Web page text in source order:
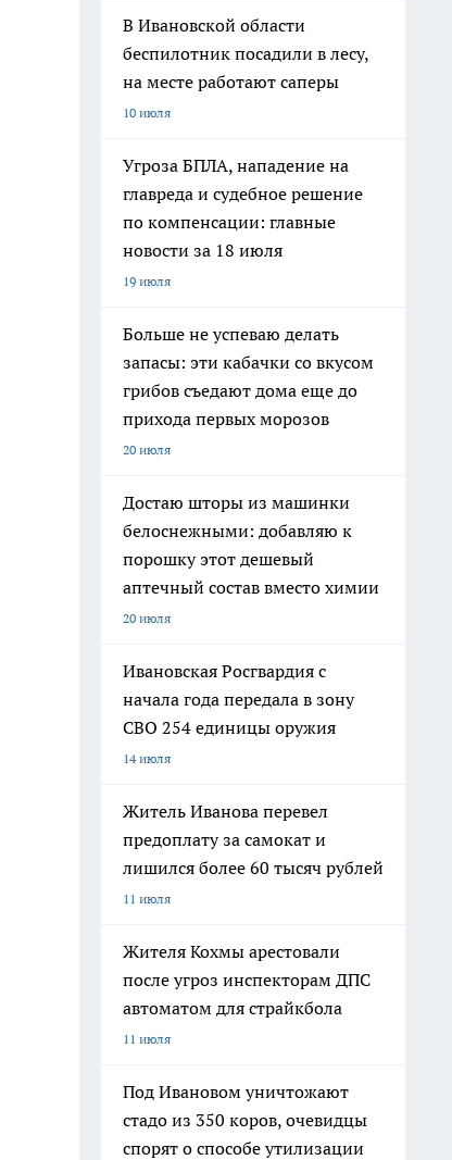
В Ивановской области
беспилотник посадили в лесу,
на месте работают саперы
10 июля
Угроза БПЛА, нападение на
главреда и судебное решение
по компенсации: главные
новости за 18 июля
19 июля
Больше не успеваю делать
запасы: эти кабачки со вкусом
грибов съедают дома еще до
прихода первых морозов
20 июля
Достаю шторы из машинки
белоснежными: добавляю к
порошку этот дешевый
аптечный состав вместо химии
20 июля
Ивановская Росгвардия с
начала года передала в зону
СВО 254 единицы оружия
14 июля
Житель Иванова перевел
предоплату за самокат и
лишился более 60 тысяч рублей
11 июля
Жителя Кохмы арестовали
после угроз инспекторам ДПС
автоматом для страйкбола
11 июля
Под Ивановом уничтожают
стадо из 350 коров, очевидцы
спорят о способе утилизации